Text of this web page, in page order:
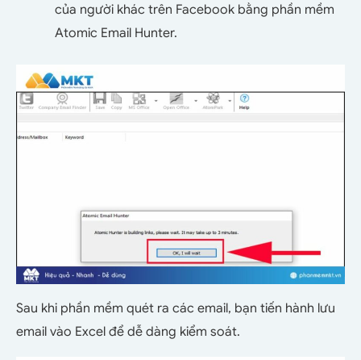
của người khác trên Facebook bằng phần mềm
Atomic Email Hunter.
Sau khi phần mềm quét ra các email, bạn tiến hành lưu
email vào Excel để dễ dàng kiểm soát.